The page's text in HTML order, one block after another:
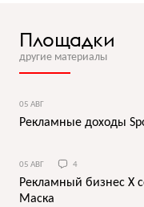
Площадки
другие материалы
05 АВГ
Рекламные доходы
05 АВГ 4
Рекламный бизнес X
Маска